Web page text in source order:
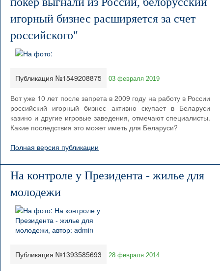
игорный бизнес расширяется за счет
российского"
Публикация №1549208875 03 февраля 2019
Вот уже 10 лет после запрета в 2009 году на работу в России
российский игорный бизнес активно скупает в Беларуси
казино и другие игровые заведения, отмечают специалисты.
Какие последствия это может иметь для Беларуси?
Полная версия публикации
На контроле у Президента - жилье для
молодежи
Публикация №1393585693 28 февраля 2014